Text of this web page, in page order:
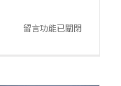
化〉
在
留言功能已關閉